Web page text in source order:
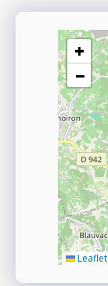
+
−
Leaflet